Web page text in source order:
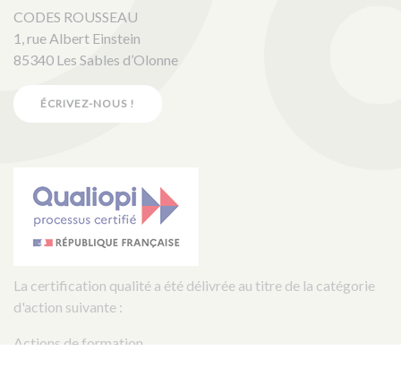
CODES ROUSSEAU
1, rue Albert Einstein
85340 Les Sables d’Olonne
ÉCRIVEZ-NOUS !
La certification qualité a été délivrée au titre de la catégorie
d'action suivante :
Actions de formation